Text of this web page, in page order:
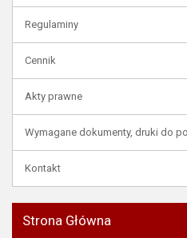
Regulaminy
Cennik
Akty prawne
Wymagane dokumenty, druki do
Kontakt
Strona Główna